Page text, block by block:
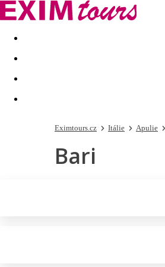
Akční nabídky Last minute
Eximtours.cz Itálie Apulie
Bari